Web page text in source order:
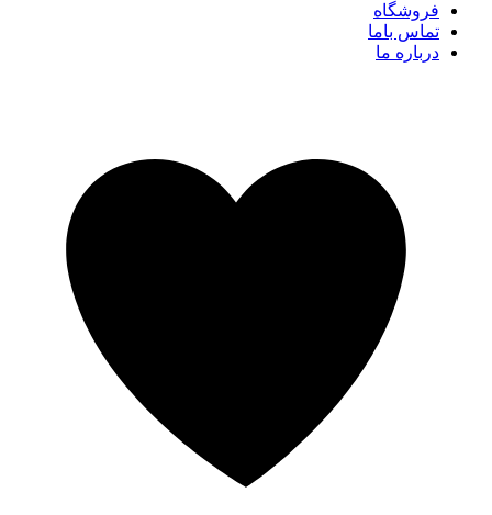
فروشگاه
تماس باما
درباره ما